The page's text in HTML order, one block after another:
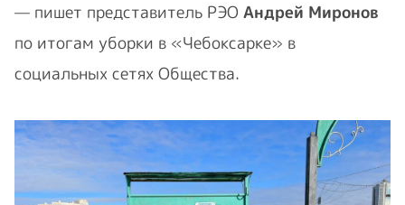
— пишет представитель РЭО Андрей Миронов
по итогам уборки в «Чебоксарке» в
социальных сетях Общества.